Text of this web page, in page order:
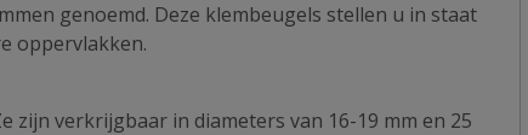
genoemd. Deze klembeugels stellen u in staat
oppervlakken.
zijn verkrijgbaar in diameters van 16-19 mm en 25